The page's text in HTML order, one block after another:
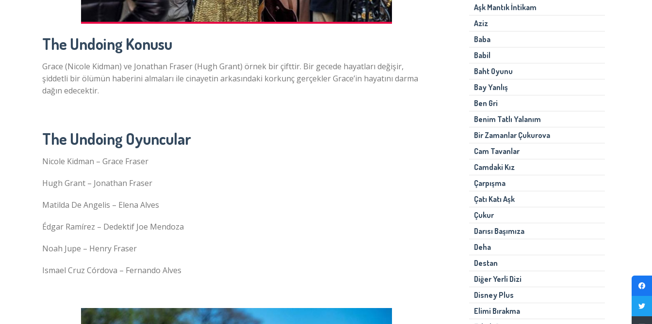
The Undoing Konusu
Grace (Nicole Kidman) ve Jonathan Fraser (Hugh Grant) örnek bir çifttir. Bir gecede hayatları değişir,
şiddetli bir ölümün haberini almaları ile cinayetin arkasındaki korkunç gerçekler Grace’in hayatını darma
dağın edecektir.
The Undoing Oyuncular
Nicole Kidman – Grace Fraser
Hugh Grant – Jonathan Fraser
Matilda De Angelis – Elena Alves
Édgar Ramírez – Dedektif Joe Mendoza
Noah Jupe – Henry Fraser
Ismael Cruz Córdova – Fernando Alves
Aşk Mantık İntikam
Aziz
Baba
Babil
Baht Oyunu
Bay Yanlış
Ben Gri
Benim Tatlı Yalanım
Bir Zamanlar Çukurova
Cam Tavanlar
Camdaki Kız
Çarpışma
Çatı Katı Aşk
Çukur
Darısı Başımıza
Deha
Destan
Diğer Yerli Dizi
Disney Plus
Elimi Bırakma